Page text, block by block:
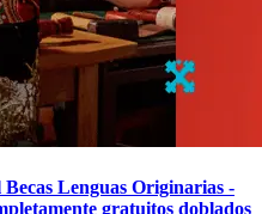
Lenguas Originarias -
gratuitos doblados